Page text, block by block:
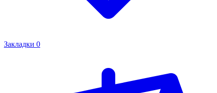
Закладки 0